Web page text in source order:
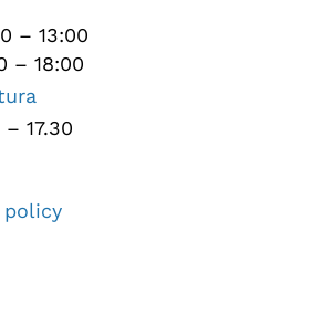
– 13:00
– 18:00
17.30
policy